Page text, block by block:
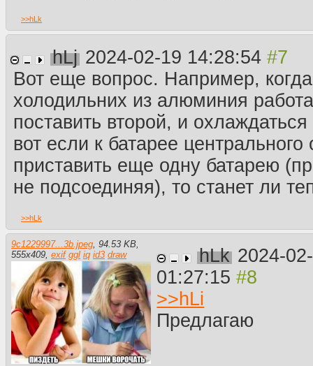
>>hLk
hLj 2024-02-19 14:28:54
Вот еще вопрос. Например,
холодильних из алюминия
поставить второй, и
вот если к батарее центрального
приставить еще одну батарею
не подсоединяя), то станет ли
>>hLk
9c1229997...3b.jpeg 94.53 KB
555x409 exif ggl iq id3 draw hLk 2024-
01:27:15
>>hLi
Предлагаю